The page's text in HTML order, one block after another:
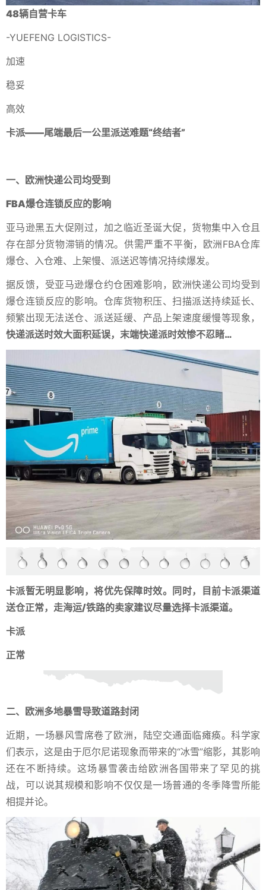
48辆自营卡车
-YUEFENG LOGISTICS-
加速
稳妥
高效
卡派——尾端最后一公里派送难题“终结者”
一、欧洲快递公司均受到
FBA爆仓连锁反应的影响
亚马逊黑五大促刚过，加之临近圣诞大促，货物集中入仓且
存在部分货物滞销的情况。供需严重不平衡，欧洲FBA仓库
爆仓、入仓难、上架慢、派送迟等情况持续爆发。
据反馈，受亚马逊爆仓约仓困难影响，欧洲快递公司均受到
爆仓连锁反应的影响。仓库货物积压、扫描派送持续延长、
频繁出现无法送仓、派送延缓、产品上架速度缓慢等现象，
快递派送时效大面积延误，末端快递派时效惨不忍睹…
卡派暂无明显影响，将优先保障时效。同时，
目前卡派渠道
送仓正常，走海运/铁路的卖家建议尽量选择卡派渠道。
卡派
正常
二、欧洲多地暴雪导致道路封闭
近期，一场暴风雪席卷了欧洲，陆空交通面临瘫痪。科学家
们表示，这是由于厄尔尼诺现象而带来的“冰雪”缩影，其影响
还在不断持续。这场暴雪袭击给欧洲各国带来了罕见的挑
战，可以说其规模和影响不仅仅是一场普通的冬季降雪所能
相提并论。